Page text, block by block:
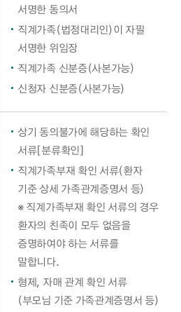
서명한 동의서
직계가족(법정대리인)이 자필
서명한 위임장
직계가족 신분증(사본가능)
신청자 신분증(사본가능)
상기 동의불가에 해당하는 확인
서류[분류확인]
직계가족부재 확인 서류(환자
기준 상세 가족관계증명서 등)
※ 직계가족부재 확인 서류의 경우
환자의 친족이 모두 없음을
증명하여야 하는 서류를
말합니다.
형제, 자매 관계 확인 서류
(부모님 기준 가족관계증명서 등)